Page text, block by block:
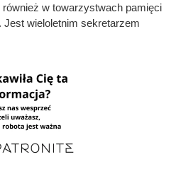
również w towarzystwach pamięci
Jest wieloletnim sekretarzem